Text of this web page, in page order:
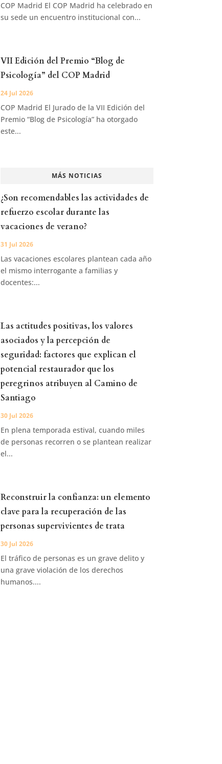
COP Madrid El COP Madrid ha celebrado en
su sede un encuentro institucional con...
VII Edición del Premio “Blog de
Psicología” del COP Madrid
24 Jul 2026
COP Madrid El Jurado de la VII Edición del
Premio “Blog de Psicología” ha otorgado
este...
MÁS NOTICIAS
¿Son recomendables las actividades de
refuerzo escolar durante las
vacaciones de verano?
31 Jul 2026
Las vacaciones escolares plantean cada año
el mismo interrogante a familias y
docentes:...
Las actitudes positivas, los valores
asociados y la percepción de
seguridad: factores que explican el
potencial restaurador que los
peregrinos atribuyen al Camino de
Santiago
30 Jul 2026
En plena temporada estival, cuando miles
de personas recorren o se plantean realizar
el...
Reconstruir la confianza: un elemento
clave para la recuperación de las
personas supervivientes de trata
30 Jul 2026
El tráfico de personas es un grave delito y
una grave violación de los derechos
humanos....